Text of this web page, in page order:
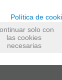
12,7 - 19,1 g
0,0 g
Política de
solo con
las cookies
necesarias